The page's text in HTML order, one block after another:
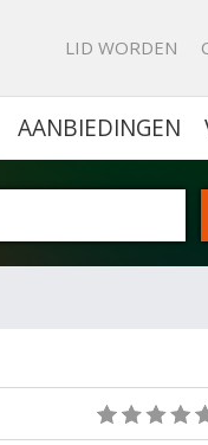
LID WORDEN
AANBIEDINGEN